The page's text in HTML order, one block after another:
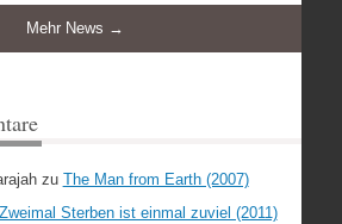
Mehr News →
zu The Man from Earth (2007)
Zweimal Sterben ist einmal zuviel (2011)